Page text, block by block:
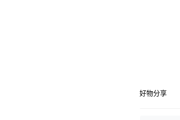
好物分享